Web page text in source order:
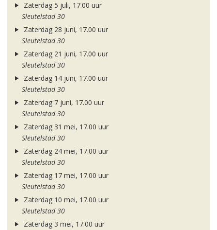
Zaterdag 5 juli, 17.00 uur
Sleutelstad 30
Zaterdag 28 juni, 17.00 uur
Sleutelstad 30
Zaterdag 21 juni, 17.00 uur
Sleutelstad 30
Zaterdag 14 juni, 17.00 uur
Sleutelstad 30
Zaterdag 7 juni, 17.00 uur
Sleutelstad 30
Zaterdag 31 mei, 17.00 uur
Sleutelstad 30
Zaterdag 24 mei, 17.00 uur
Sleutelstad 30
Zaterdag 17 mei, 17.00 uur
Sleutelstad 30
Zaterdag 10 mei, 17.00 uur
Sleutelstad 30
Zaterdag 3 mei, 17.00 uur